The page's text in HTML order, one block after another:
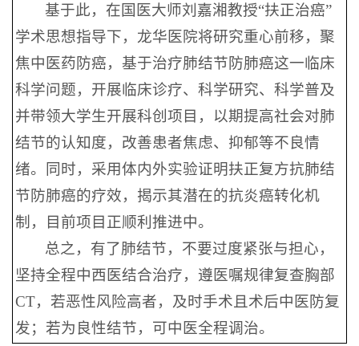
基于此，在国医大师刘嘉湘教授“扶正治癌”
学术思想指导下，龙华医院将研究重心前移，聚
焦中医药防癌，基于治疗肺结节防肺癌这一临床
科学问题，开展临床诊疗、科学研究、科学普及
并带领大学生开展科创项目，以期提高社会对肺
结节的认知度，改善患者焦虑、抑郁等不良情
绪。同时，采用体内外实验证明扶正复方抗肺结
节防肺癌的疗效，揭示其潜在的抗炎癌转化机
制，目前项目正顺利推进中。
总之，有了肺结节，不要过度紧张与担心，
坚持全程中西医结合治疗，遵医嘱规律复查胸部
CT，若恶性风险高者，及时手术且术后中医防复
发；若为良性结节，可中医全程调治。